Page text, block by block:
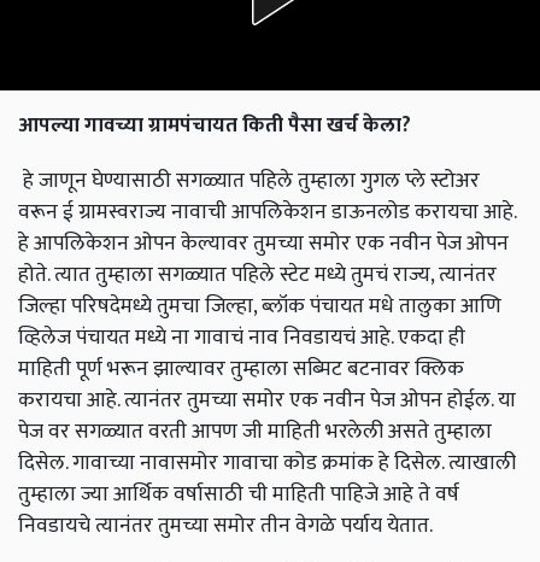
आपल्या गावच्या ग्रामपंचायत किती पैसा खर्च केला?
हे जाणून घेण्यासाठी सगळ्यात पहिले तुम्हाला गुगल प्ले स्टोअर
वरून ई ग्रामस्वराज्य नावाची आपलिकेशन डाऊनलोड करायचा आहे.
हे आपलिकेशन ओपन केल्यावर तुमच्या समोर एक नवीन पेज ओपन
होते. त्यात तुम्हाला सगळ्यात पहिले स्टेट मध्ये तुमचं राज्य, त्यानंतर
जिल्हा परिषदेमध्ये तुमचा जिल्हा, ब्लॉक पंचायत मधे तालुका आणि
व्हिलेज पंचायत मध्ये ना गावाचं नाव निवडायचं आहे. एकदा ही
माहिती पूर्ण भरून झाल्यावर तुम्हाला सब्मिट बटनावर क्लिक
करायचा आहे. त्यानंतर तुमच्या समोर एक नवीन पेज ओपन होईल. या
पेज वर सगळ्यात वरती आपण जी माहिती भरलेली असते तुम्हाला
दिसेल. गावाच्या नावासमोर गावाचा कोड क्रमांक हे दिसेल. त्याखाली
तुम्हाला ज्या आर्थिक वर्षासाठी ची माहिती पाहिजे आहे ते वर्ष
निवडायचे त्यानंतर तुमच्या समोर तीन वेगळे पर्याय येतात.